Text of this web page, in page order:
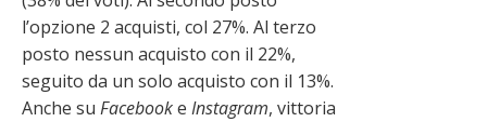
l’opzione 2 acquisti, col 27%. Al terzo
posto nessun acquisto con il 22%,
seguito da un solo acquisto con il 13%.
Anche su Facebooke Instagram, vittoria